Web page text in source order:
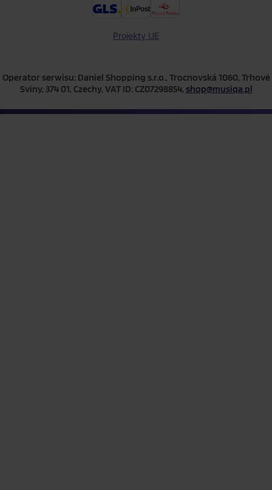
Projekty UE
Operator serwisu: Daniel Shopping s.r.o., Trocnovská 1060, Trhové
Sviny, 374 01, Czechy, VAT ID: CZ07298854, shop@musiqa.pl